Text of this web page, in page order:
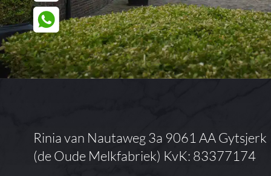
Rinia van Nautaweg 3a 9061 AA Gytsjerk
(de Oude Melkfabriek) KvK: 83377174